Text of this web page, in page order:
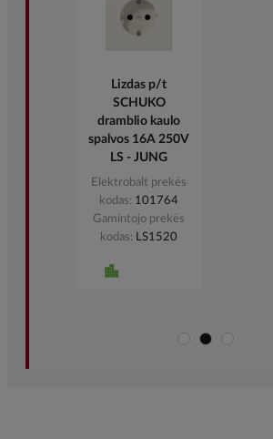
Rėmelis
keturgubas baltas
LS - JUNG
Elektrobalt prekės
kodas
002008
Gamintojo prekės
kodas LS984WW